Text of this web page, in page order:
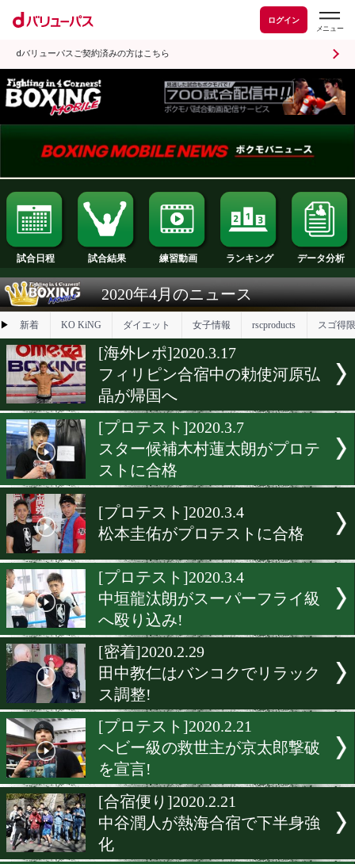
ログイン
dバリューパスご契約済みの方はこちら
試合日程 試合結果 練習動画 ランキング
2020年4月のニュース
▶ 新着 KO KiNG ダイエット
[海外レポ]2020.3.17
フィリピン合宿中の勅使河
晶が帰国へ
[プロテスト]2020.3.7
スター候補木村蓮太朗がプ
ストに合格
[プロテスト]2020.3.4
松本圭佑がプロテストに合
[プロテスト]2020.3.4
中垣龍汰朗がスーパーフラ
へ殴り込み!
[密着]2020.2.29
田中教仁はバンコクでリラ
ス調整!